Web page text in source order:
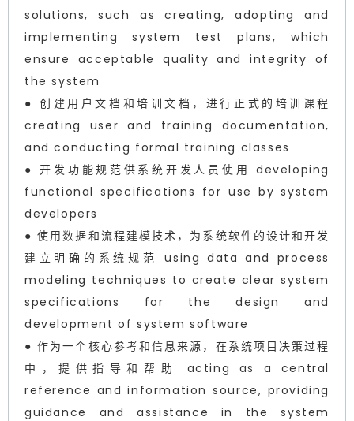
solutions, such as creating, adopting and
implementing system test plans, which
ensure acceptable quality and integrity of
the system
● 创建用户文档和培训文档，进行正式的培训课程
creating user and training documentation,
and conducting formal training classes
● 开发功能规范供系统开发人员使用 developing
functional specifications for use by system
developers
● 使用数据和流程建模技术，为系统软件的设计和开发
建立明确的系统规范 using data and process
modeling techniques to create clear system
specifications for the design and
development of system software
● 作为一个核心参考和信息来源，在系统项目决策过程
中，提供指导和帮助 acting as a central
reference and information source, providing
guidance and assistance in the system